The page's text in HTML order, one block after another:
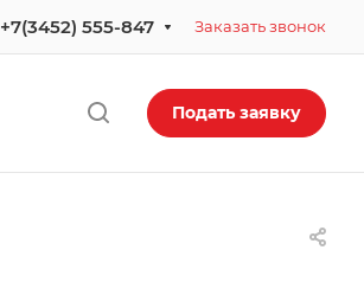
+7(3452) 555-847 Заказать звонок
Подать заявку